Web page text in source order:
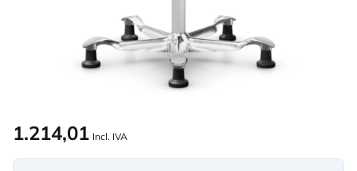
1.214,01 Incl. IVA